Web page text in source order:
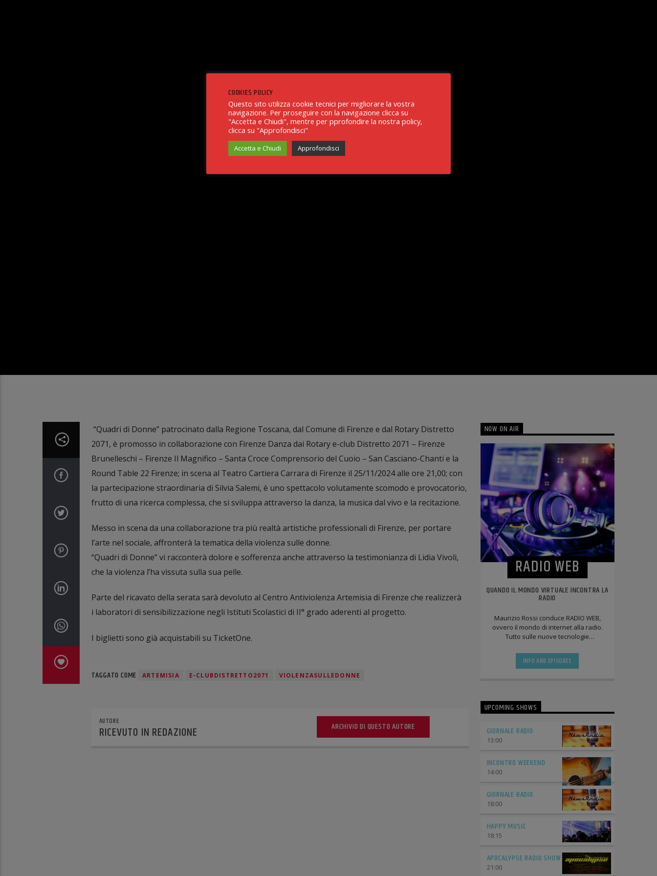
“Quadri di Donne” patrocinato dalla Regione Toscana, dal Comune di Firenze e dal Rotary Distretto
2071, è promosso in collaborazione con Firenze Danza dai Rotary e-club Distretto 2071 – Firenze
Brunelleschi – Firenze Il Magnifico – Santa Croce Comprensorio del Cuoio – San Casciano-Chanti e la
Round Table 22 Firenze; in scena al Teatro Cartiera Carrara di Firenze il 25/11/2024 alle ore 21,00; con
la partecipazione straordinaria di Silvia Salemi, è uno spettacolo volutamente scomodo e provocatorio,
frutto di una ricerca complessa, che si sviluppa attraverso la danza, la musica dal vivo e la recitazione.
Messo in scena da una collaborazione tra più realtà artistiche professionali di Firenze, per portare
l’arte nel sociale, affronterà la tematica della violenza sulle donne.
“Quadri di Donne” vi racconterà dolore e sofferenza anche attraverso la testimonianza di Lidia Vivoli,
che la violenza l’ha vissuta sulla sua pelle.
Parte del ricavato della serata sarà devoluto al Centro Antiviolenza Artemisia di Firenze che realizzerà
i laboratori di sensibilizzazione negli Istituti Scolastici di II° grado aderenti al progetto.
I biglietti sono già acquistabili su TicketOne.
TAGGATO COME ARTEMISIA E-CLUBDISTRETTO2071 VIOLENZASULLEDONNE
AUTORE
RICEVUTO IN REDAZIONE ARCHIVIO DI QUESTO AUTORE
NOW ON AIR
RADIO WEB
QUANDO IL MONDO VIRTUALE INCONTRA LA
RADIO
Maurizio Rossi conduce RADIO WEB,
ovvero il mondo di internet alla radio.
Tutto sulle nuove tecnologie
letteralmente sotto [...]
INFO AND EPISODES
UPCOMING SHOWS
GIORNALE RADIO
13:00
INCONTRO WEEKEND
14:00
GIORNALE RADIO
18:00
HAPPY MUSIC
18:15
APOCALYPSE RADIO SHOW
21:00
COOKIES POLICY
Questo sito utilizza cookie tecnici per migliorare la vostra
navigazione. Per proseguire con la navigazione clicca su
"Accetta e Chiudi", mentre per pprofondire la nostra policy,
clicca su "Approfondisci"
Accetta e Chiudi Approfondisci